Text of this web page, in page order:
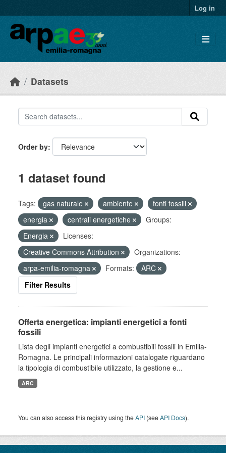
Log in
Datasets
Order by
1 dataset found
Tags: gas naturale ambiente
fonti fossili
energia
centrali energetiche
Groups:
Energia
Licenses:
Creative Commons Attribution
Organizations:
arpa-emilia-romagna
Formats:
ARC
Filter Results
Offerta energetica: impianti energetici a fonti
fossili
Lista degli impianti energetici a combustibili fossili in Emilia-
Romagna. Le principali informazioni catalogate riguardano
la tipologia di combustibile utilizzato, la gestione e...
ARC
You can also access this registry using theAPI (seeAPI Docs).